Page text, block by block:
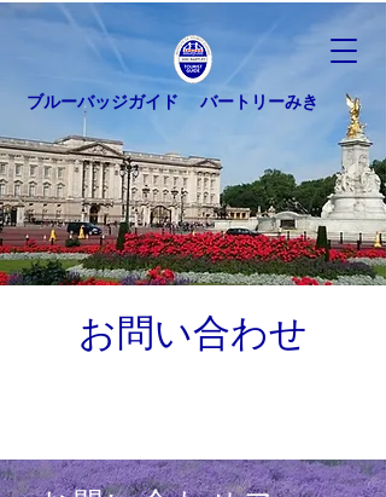
ブルーバッジガイド バートリーみき
お問い合わせ